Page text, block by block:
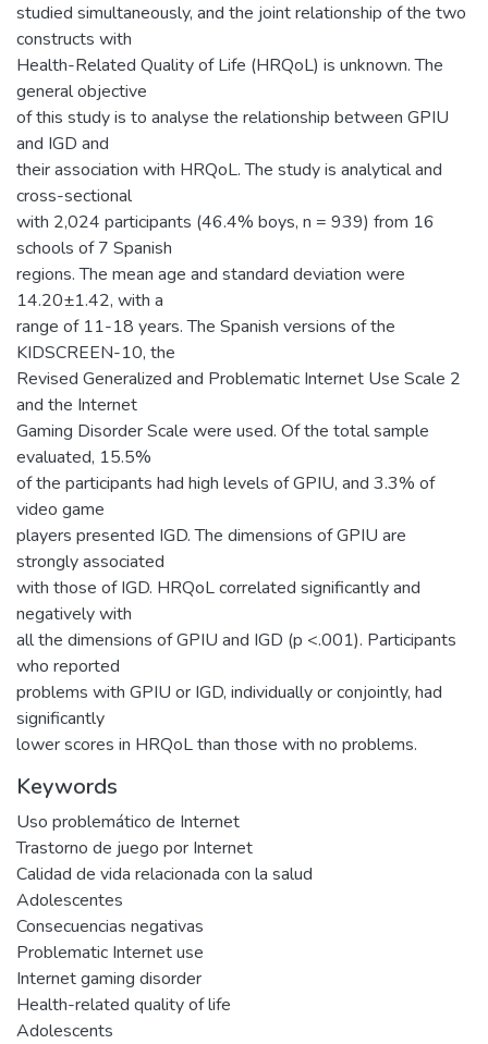
studied simultaneously, and the joint relationship of the two
constructs with
Health-Related Quality of Life (HRQoL) is unknown. The
general objective
of this study is to analyse the relationship between GPIU
and IGD and
their association with HRQoL. The study is analytical and
cross-sectional
with 2,024 participants (46.4% boys, n = 939) from 16
schools of 7 Spanish
regions. The mean age and standard deviation were
14.20±1.42, with a
range of 11-18 years. The Spanish versions of the
KIDSCREEN-10, the
Revised Generalized and Problematic Internet Use Scale 2
and the Internet
Gaming Disorder Scale were used. Of the total sample
evaluated, 15.5%
of the participants had high levels of GPIU, and 3.3% of
video game
players presented IGD. The dimensions of GPIU are
strongly associated
with those of IGD. HRQoL correlated significantly and
negatively with
all the dimensions of GPIU and IGD (p <.001). Participants
who reported
problems with GPIU or IGD, individually or conjointly, had
significantly
lower scores in HRQoL than those with no problems.
Keywords
Uso problemático de Internet
Trastorno de juego por Internet
Calidad de vida relacionada con la salud
Adolescentes
Consecuencias negativas
Problematic Internet use
Internet gaming disorder
Health-related quality of life
Adolescents